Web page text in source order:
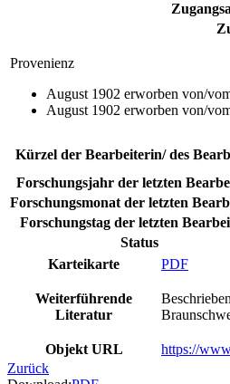
Provenienz
August 1902 erworben von/
August 1902 erworben von/
Kürzel der Bearbeiterin/ des
Forschungsjahr der letzten
Forschungsmonat der letzten
Forschungstag der letzten
Status
Karteikarte
PDF
Weiterführende
Literatur
Objekt URL
https://
Zurück